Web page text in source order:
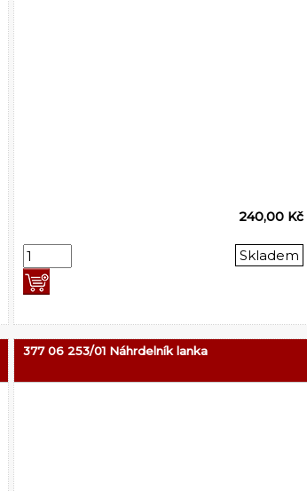
240,00 Kč
Skladem
377 06 253/01 Náhrdelník lanka